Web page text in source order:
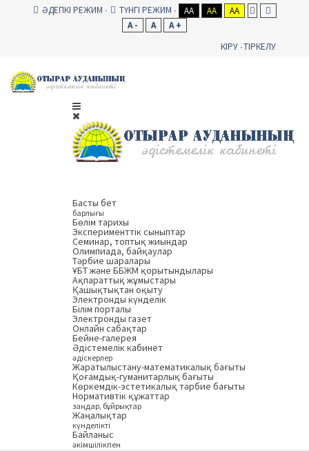
ӘДЕПКІ РЕЖИМ ТҮНГІ РЕЖИМ AA AA
AA
A -
A
A +
КІРУ ТІРКЕЛУ
Басты бет
барлығы
Бөлім тарихы
Эксперименттік сыныптар
Семинар, топтық жиындар
Олимпиада, байқаулар
Тәрбие шаралары
ҰБТ және ББЖМ қорытындылары
Ақпараттық жұмыстары
Қашықтықтан оқыту
Электронды күнделік
Білім порталы
Электронды газет
Онлайн сабақтар
Бейне-галерея
Әдістемелік кабинет
әдіскерлер
Жаратылыстану-математикалық бағыты
Қоғамдық-гуманитарлық бағыты
Көркемдік-эстетикалық тәрбие бағыты
Нормативтік құжаттар
заңдар, бұйрықтар
Жаңалықтар
күнделікті
Байланыс
әкімшілікпен